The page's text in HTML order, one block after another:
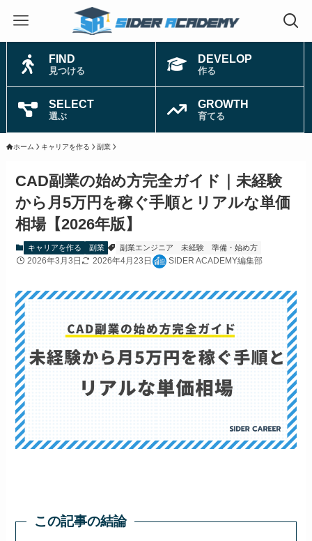
FIND
見つける
DEVELOP
作る
SELECT
選ぶ
GROWTH
育てる
ホーム キャリアを作る 副業
CAD副業の始め方完全ガイド｜未経験
から月5万円を稼ぐ手順とリアルな単価
相場【2026年版】
キャリアを作る 副業 副業エンジニア 未経験 準備・始め方
2026年3月3日 2026年4月23日 SIDER ACADEMY編集部
この記事の結論